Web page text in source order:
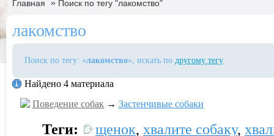
Главная » Поиск по тегу "лакомство"
лакомство
Поиск по тегу: «лакомство», искать по другому тегу
Найдено 4 материала
Поведение собак → Застенчивые собаки
Теги: щенок, хвалите собаку,